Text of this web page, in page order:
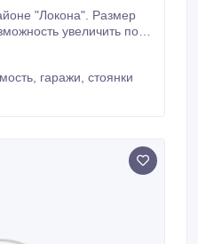
"Локона". Размер
увеличить по
Высокий
стороне более 3
гаражи, стоянки